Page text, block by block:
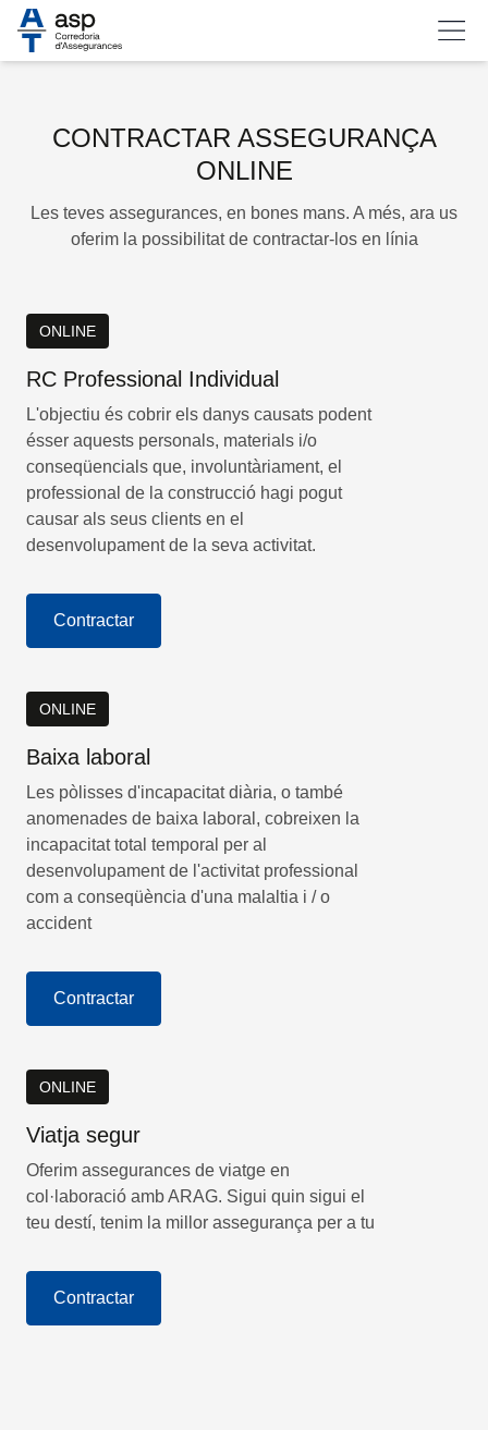
CONTRACTAR ASSEGURANÇA
ONLINE
Les teves assegurances, en bones mans. A més, ara us
oferim la possibilitat de contractar-los en línia
ONLINE
RC Professional Individual
L'objectiu és cobrir els danys causats podent
ésser aquests personals, materials i/o
conseqüencials que, involuntàriament, el
professional de la construcció hagi pogut
causar als seus clients en el
desenvolupament de la seva activitat.
Contractar
ONLINE
Baixa laboral
Les pòlisses d'incapacitat diària, o també
anomenades de baixa laboral, cobreixen la
incapacitat total temporal per al
desenvolupament de l'activitat professional
com a conseqüència d'una malaltia i / o
accident
Contractar
ONLINE
Viatja segur
Oferim assegurances de viatge en
col·laboració amb ARAG. Sigui quin sigui el
teu destí, tenim la millor assegurança per a tu
Contractar